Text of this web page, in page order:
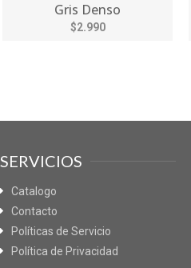
Gris Denso
$2.990
SERVICIOS
Catalogo
Contacto
Políticas de Servicio
Política de Privacidad